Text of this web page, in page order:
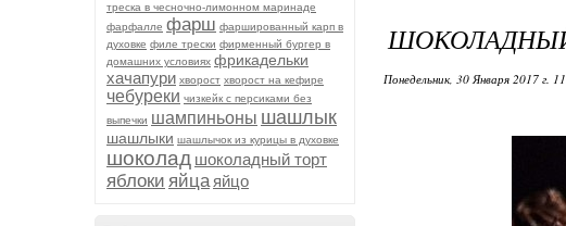
треска в чесночно-лимонном маринаде
фарфалле фарш фаршированный карп в
духовке филе трески фирменный бургер в
домашних условиях фрикадельки
хачапури хворост хворост на кефире
чебуреки чизкейк с персиками без
выпечки шампиньоны шашлык
шашлыки шашлычок из курицы в духовке
шоколад шоколадный торт
яблоки яйца яйцо
Понедельник, 30 Января 2017 г.